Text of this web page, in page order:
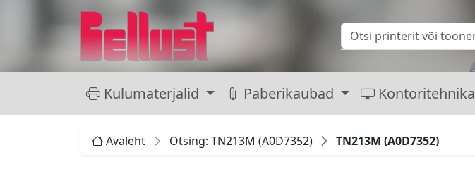
Kulumaterjalid Paberikaubad Kontoritehnika
Avaleht Otsing: TN213M (A0D7352) TN213M (A0D7352)